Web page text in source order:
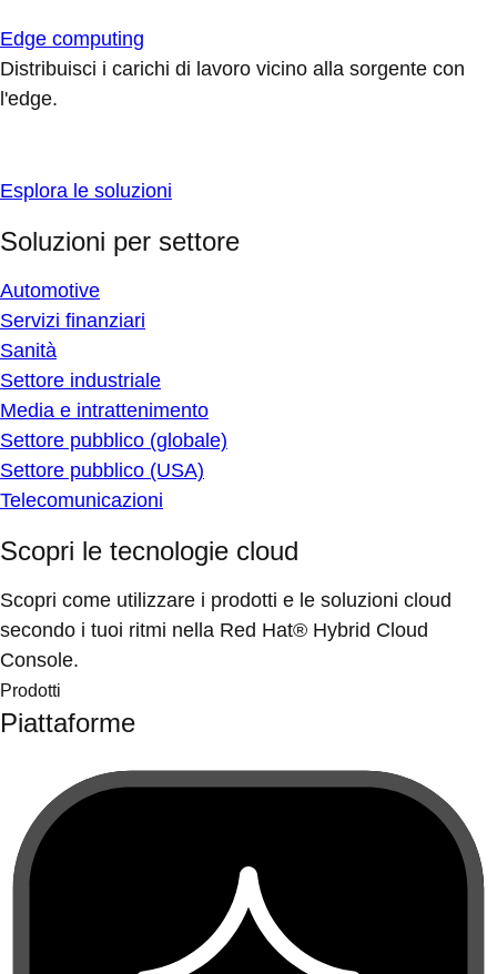
Edge computing
Distribuisci i carichi di lavoro vicino alla sorgente con
l'edge.
Esplora le soluzioni
Soluzioni per settore
Automotive
Servizi finanziari
Sanità
Settore industriale
Media e intrattenimento
Settore pubblico (globale)
Settore pubblico (USA)
Telecomunicazioni
Scopri le tecnologie cloud
Scopri come utilizzare i prodotti e le soluzioni cloud
secondo i tuoi ritmi nella Red Hat® Hybrid Cloud
Console.
Prodotti
Piattaforme